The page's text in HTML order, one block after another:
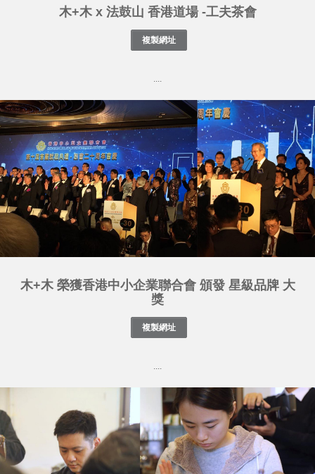
木+木 x 法鼓山 香港道場 -工夫茶會
....
木+木 榮獲香港中小企業聯合會 頒發 星級品牌 大
獎
....